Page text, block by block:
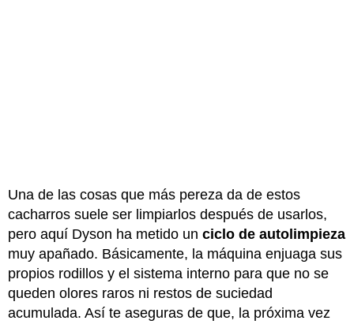
Una de las cosas que más pereza da de estos
cacharros suele ser limpiarlos después de usarlos,
pero aquí Dyson ha metido un ciclo de autolimpieza
muy apañado. Básicamente, la máquina enjuaga sus
propios rodillos y el sistema interno para que no se
queden olores raros ni restos de suciedad
acumulada. Así te aseguras de que, la próxima vez